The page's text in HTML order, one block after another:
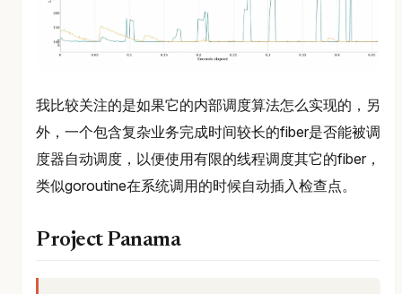
我比较关注的是如果它的内部调度算法怎么实现的，另
外，一个包含复杂业务完成时间较长的fiber是否能被调
度器自动调度，以便使用有限的线程调度其它的fiber，
类似goroutine在系统调用的时候自动插入检查点。
Project Panama